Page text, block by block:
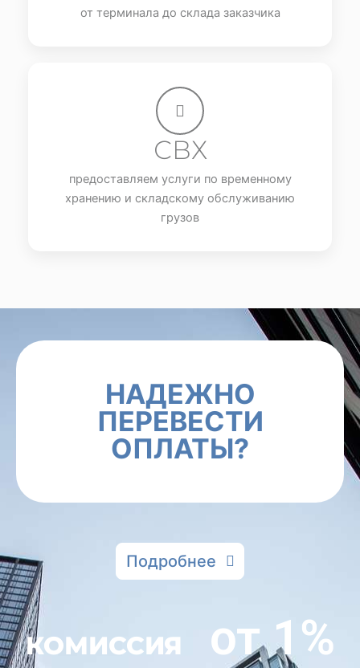
от терминала до склада заказчика
СВХ
предоставляем услуги по временному
хранению и складскому обслуживанию
грузов
НАДЕЖНО
ПЕРЕВЕСТИ
ОПЛАТЫ?
Подробнее
КОМИССИЯ от 1%